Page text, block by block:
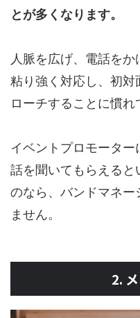
とが多くなります。
人脈を広げ、電話を
粘り強く対応し、初
ローチすることに慣れ
イベントプロモータ
話を聞いてもらえる
のなら、バンドマネ
ません。
2.